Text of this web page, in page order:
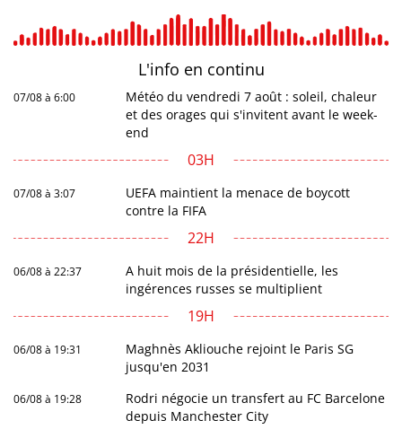
L'info en continu
07/08 à 6:00
Météo du vendredi 7 août : soleil, chaleur
et des orages qui s'invitent avant le week-
end
03H
07/08 à 3:07
UEFA maintient la menace de boycott
contre la FIFA
22H
06/08 à 22:37
A huit mois de la présidentielle, les
ingérences russes se multiplient
19H
06/08 à 19:31
Maghnès Akliouche rejoint le Paris SG
jusqu'en 2031
06/08 à 19:28
Rodri négocie un transfert au FC Barcelone
depuis Manchester City